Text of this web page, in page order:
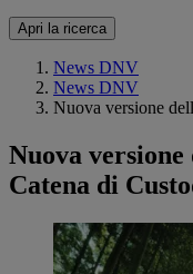
Apri la ricerca
News DNV
News DNV
Nuova versione
Nuova
Catena di